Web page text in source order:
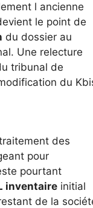
l ancienne
le point de
du dossier au
Une relecture
tribunal de
du
des
pour
pourtant
inventaireinitial
de la